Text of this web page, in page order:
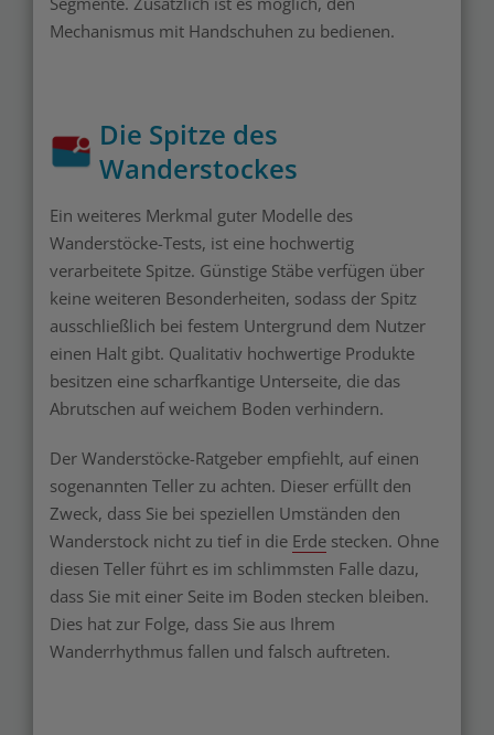
Mechanismus mit Handschuhen zu bedienen.
Die Spitze des
Wanderstockes
Ein weiteres Merkmal guter Modelle des
Wanderstöcke-Tests, ist eine hochwertig
verarbeitete Spitze. Günstige Stäbe verfügen über
keine weiteren Besonderheiten, sodass der Spitz
ausschließlich bei festem Untergrund dem Nutzer
einen Halt gibt. Qualitativ hochwertige Produkte
besitzen eine scharfkantige Unterseite, die das
Abrutschen auf weichem Boden verhindern.
Der Wanderstöcke-Ratgeber empfiehlt, auf einen
sogenannten Teller zu achten. Dieser erfüllt den
Zweck, dass Sie bei speziellen Umständen den
Wanderstock nicht zu tief in die Erde stecken. Ohne
diesen Teller führt es im schlimmsten Falle dazu,
dass Sie mit einer Seite im Boden stecken bleiben.
Dies hat zur Folge, dass Sie aus Ihrem
Wanderrhythmus fallen und falsch auftreten.